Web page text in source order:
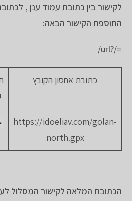
לקישור בין כתובת עמוד ענן ,
התוספת הקישור הבאה:
/url?/=
כתובת אחסון הקובץ
https://idoeliav.com/golan-
north.gpx
הכתובת המלאה לקישור המסלול